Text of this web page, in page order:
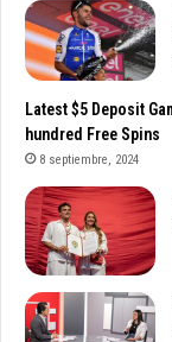
Latest $5 Deposit
hundred Free Spins
8 septiembre, 2024